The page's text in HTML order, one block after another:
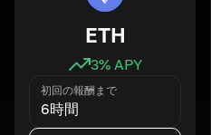
ETH
3% APY
初回の報酬まで
6時間